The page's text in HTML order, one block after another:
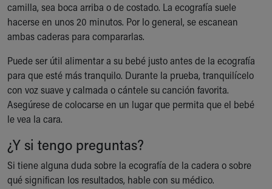
camilla, sea boca arriba o de costado. La ecografía suele
hacerse en unos 20 minutos. Por lo general, se escanean
ambas caderas para compararlas.
Puede ser útil alimentar a su bebé justo antes de la ecografía
para que esté más tranquilo. Durante la prueba, tranquilícelo
con voz suave y calmada o cántele su canción favorita.
Asegúrese de colocarse en un lugar que permita que el bebé
le vea la cara.
¿Y si tengo preguntas?
Si tiene alguna duda sobre la ecografía de la cadera o sobre
qué significan los resultados, hable con su médico.